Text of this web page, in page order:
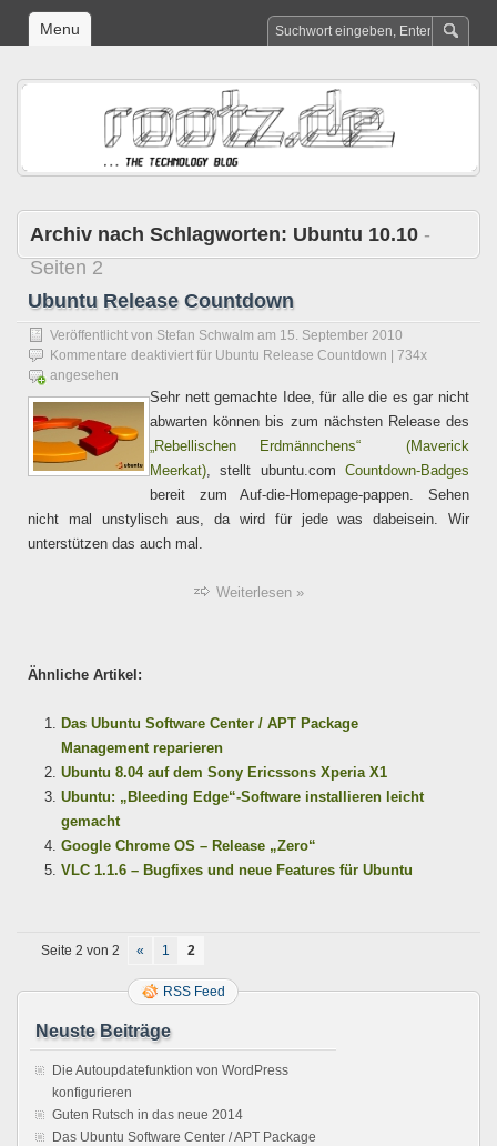
Menu
Archiv nach Schlagworten: Ubuntu 10.10 -
Seiten 2
Ubuntu Release Countdown
Veröffentlicht von Stefan Schwalm am 15. September 2010
Kommentare deaktiviert für Ubuntu Release Countdown | 734x
angesehen
Sehr nett gemachte Idee, für alle die es gar nicht
abwarten können bis zum nächsten Release des
„Rebellischen Erdmännchens“ (Maverick
Meerkat) , stellt ubuntu.com Countdown-Badges
bereit zum Auf-die-Homepage-pappen. Sehen
nicht mal unstylisch aus, da wird für jede was dabeisein. Wir
unterstützen das auch mal.
Weiterlesen »
Ähnliche Artikel:
Das Ubuntu Software Center / APT Package
Management reparieren
Ubuntu 8.04 auf dem Sony Ericssons Xperia X1
Ubuntu: „Bleeding Edge“-Software installieren leicht
gemacht
Google Chrome OS – Release „Zero“
VLC 1.1.6 – Bugfixes und neue Features für Ubuntu
Seite 2 von 2 « 1 2
RSS Feed
Neuste Beiträge
Die Autoupdatefunktion von WordPress
konfigurieren
Guten Rutsch in das neue 2014
Das Ubuntu Software Center / APT Package